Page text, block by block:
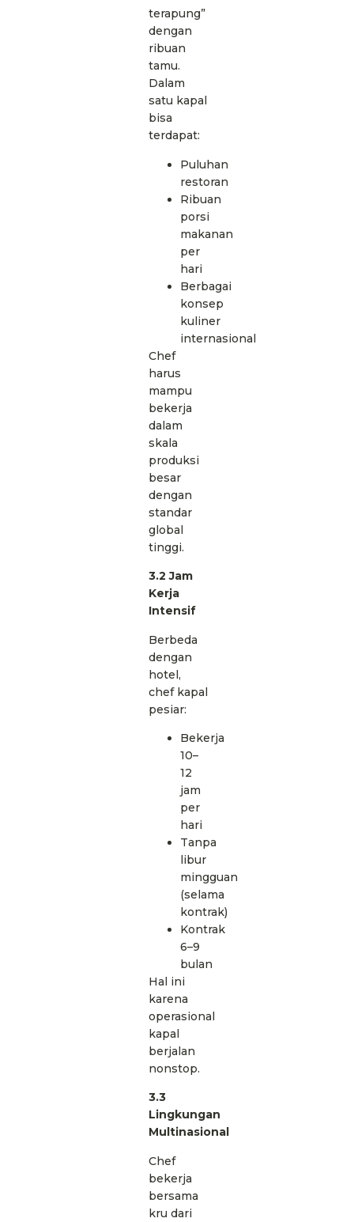
terapung”
dengan
ribuan
tamu.
Dalam
satu kapal
bisa
terdapat:
Puluhan
restoran
Ribuan
porsi
makanan
per
hari
Berbagai
konsep
kuliner
internasional
Chef
harus
mampu
bekerja
dalam
skala
produksi
besar
dengan
standar
global
tinggi.
3.2 Jam
Kerja
Intensif
Berbeda
dengan
hotel,
chef kapal
pesiar:
Bekerja
10–
12
jam
per
hari
Tanpa
libur
mingguan
(selama
kontrak)
Kontrak
6–9
bulan
Hal ini
karena
operasional
kapal
berjalan
nonstop.
3.3
Lingkungan
Multinasional
Chef
bekerja
bersama
kru dari